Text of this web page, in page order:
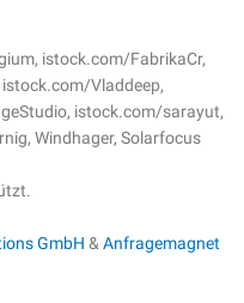
istock.com/FabrikaCr,
Vladdeep,
istock.com/sarayut,
Windhager, Solarfocus
GmbH & Anfragemagnet